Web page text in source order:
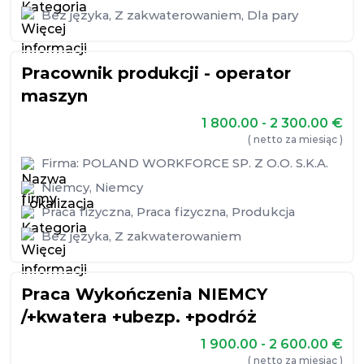
Bez języka, Z zakwaterowaniem, Dla pary
Pracownik produkcji - operator
maszyn
1 800.00 - 2 300.00 €
( netto za miesiąc )
Firma: POLAND WORKFORCE SP. Z O.O. S.K.A.
Niemcy, Niemcy
Praca fizyczna, Praca fizyczna, Produkcja
Bez języka, Z zakwaterowaniem
Praca Wykończenia NIEMCY
/+kwatera +ubezp. +podróż
1 900.00 - 2 600.00 €
( netto za miesiąc )